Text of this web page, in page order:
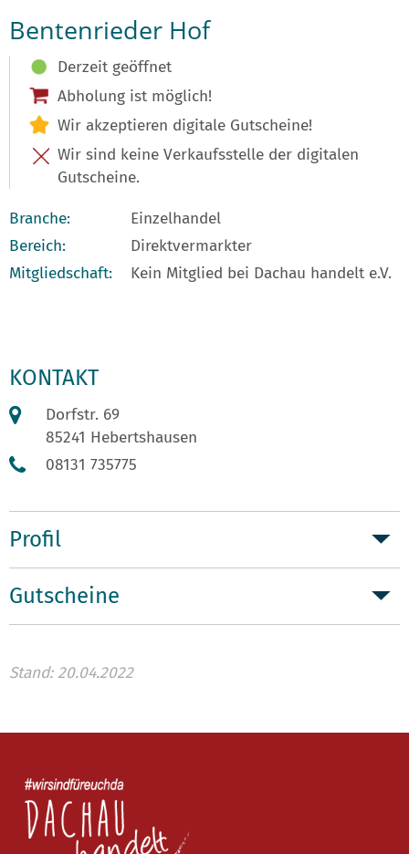
Bentenrieder Hof
Derzeit geöffnet
Abholung ist möglich!
Wir akzeptieren digitale Gutscheine!
Wir sind keine Verkaufsstelle der digitalen
Gutscheine.
Branche:
Einzelhandel
Bereich:
Direktvermarkter
Mitgliedschaft:
Kein Mitglied bei Dachau handelt e.V.
KONTAKT
Dorfstr. 69
85241 Hebertshausen
08131 735775
Profil
Gutscheine
Stand: 20.04.2022